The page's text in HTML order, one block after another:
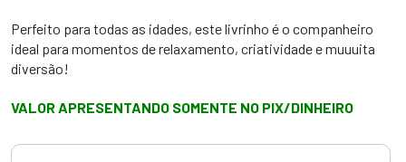
Perfeito para todas as idades, este livrinho é o companheiro
ideal para momentos de relaxamento, criatividade e muuuita
diversão!
VALOR APRESENTANDO SOMENTE NO PIX/DINHEIRO